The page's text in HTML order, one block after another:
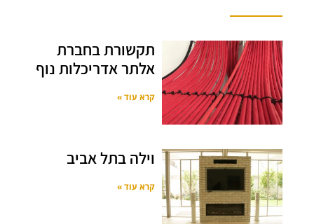
תקשורת בחברת
אלתר אדריכלות נוף
קרא עוד »
וילה בתל אביב
קרא עוד »